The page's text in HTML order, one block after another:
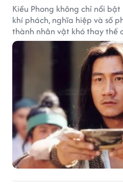
Kiều Phong không chỉ nổi
khí phách, nghĩa hiệp và số
thành nhân vật khó thay thế